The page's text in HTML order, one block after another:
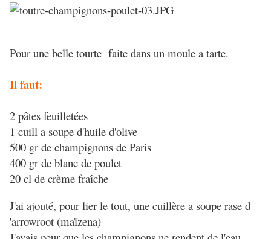
Pour une belle tourte faite dans un moule a tarte.
Il faut:
2 pâtes feuilletées
1 cuill a soupe d'huile d'olive
500 gr de champignons de Paris
400 gr de blanc de poulet
20 cl de crème fraîche
J'ai ajouté, pour lier le tout, une cuillère a soupe rase d
'arrowroot (maïzena)